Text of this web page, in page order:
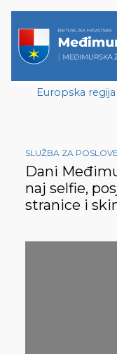
Europska
SLUŽBA ZA
Dani
naj selfie,
stranice i